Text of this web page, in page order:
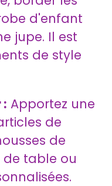
d'enfant
jupe. Il est
de style
Apportez une
de
de
de table ou